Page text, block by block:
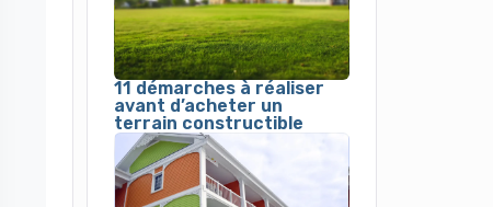
11 démarches à réaliser
avant d’acheter un
terrain constructible